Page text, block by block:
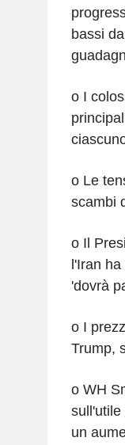
bassi
o I
o Le
scambi
o Il
l'Iran
'dovrà
o I
Trump,
o WH
sull'utile
un